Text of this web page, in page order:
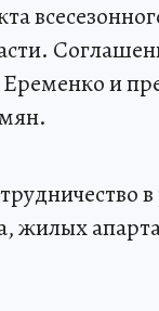
и
жилых